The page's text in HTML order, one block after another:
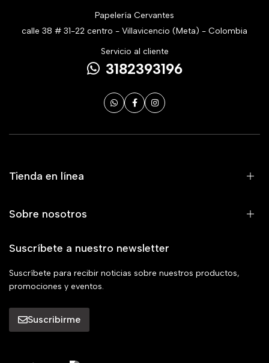
Papelería Cervantes
calle 38 # 31-22 centro - Villavicencio (Meta) - Colombia
Servicio al cliente
3182393196
Tienda en línea
Sobre nosotros
Suscríbete a nuestro newsletter
Suscríbete para recibir noticias sobre nuestros productos,
promociones y eventos.
Suscribirme